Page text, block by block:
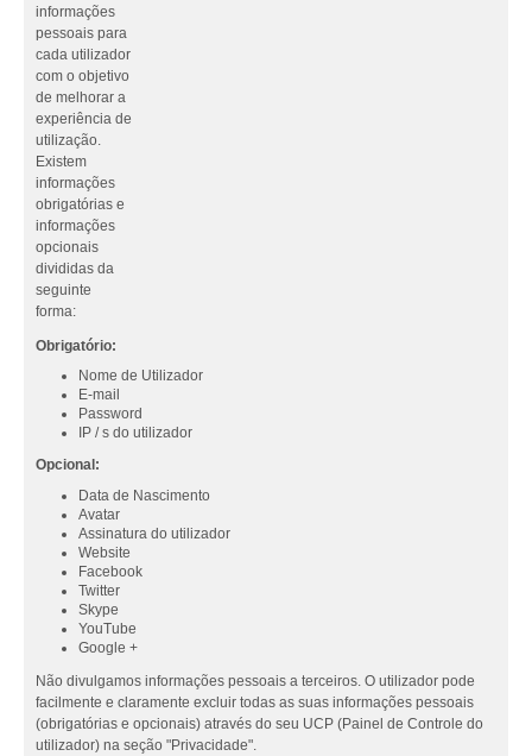
informações
pessoais para
cada utilizador
com o objetivo
de melhorar a
experiência de
utilização.
Existem
informações
obrigatórias e
informações
opcionais
divididas da
seguinte
forma:
Obrigatório:
Nome de Utilizador
E-mail
Password
IP / s do utilizador
Opcional:
Data de Nascimento
Avatar
Assinatura do utilizador
Website
Facebook
Twitter
Skype
YouTube
Google +
Não divulgamos informações pessoais a terceiros. O utilizador pode
facilmente e claramente excluir todas as suas informações pessoais
(obrigatórias e opcionais) através do seu UCP (Painel de Controle do
utilizador) na seção "Privacidade".